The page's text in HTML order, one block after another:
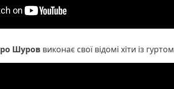
Шуров виконає свої відомі хіти із гуртом